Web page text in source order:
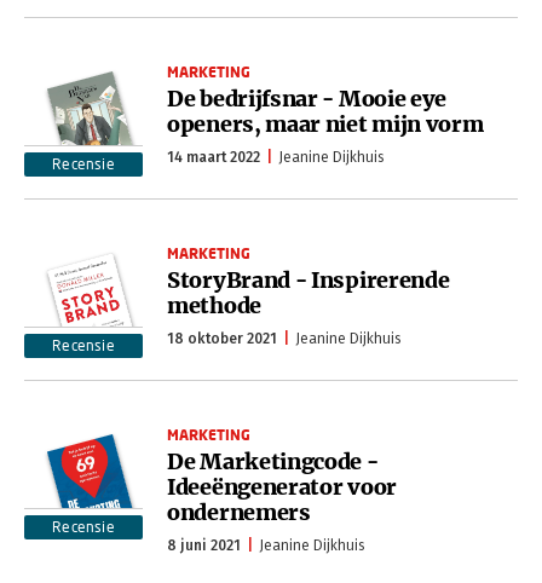
Recensie
MARKETING
De bedrijfsnar - Mooie eye
openers, maar niet mijn vorm
14 maart 2022 Jeanine Dijkhuis
Recensie
MARKETING
StoryBrand - Inspirerende
methode
18 oktober 2021 Jeanine Dijkhuis
Recensie
MARKETING
De Marketingcode -
Ideeëngenerator voor
ondernemers
8 juni 2021 Jeanine Dijkhuis